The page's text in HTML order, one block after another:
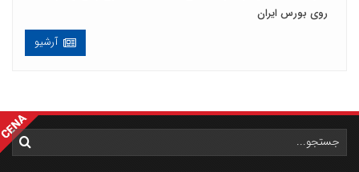
روی بورس ایران
آرشیو